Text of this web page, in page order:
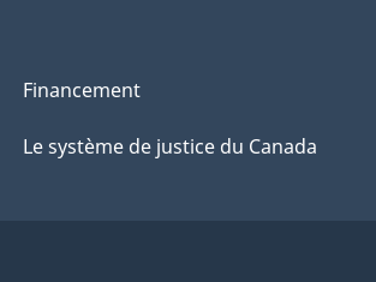
Financement
Le système de justice du Canada